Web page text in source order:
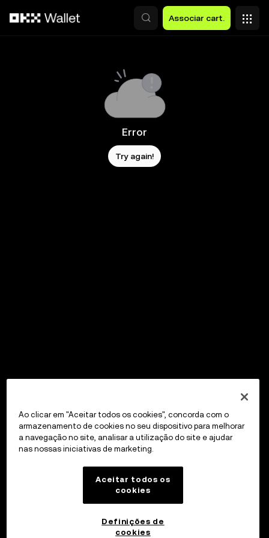
Associar cart.
Error
Try again!
Ao clicar em "Aceitar todos os cookies", concorda com o
armazenamento de cookies no seu dispositivo para melhorar
a navegação no site, analisar a utilização do site e ajudar
nas nossas iniciativas de marketing.
Aceitar todos os
cookies
Definições de
cookies